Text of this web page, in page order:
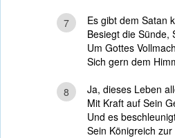
7
Es gibt dem Satan
Besiegt die Sünde,
Um Gottes
Sich gern dem
8
Ja, dieses Leben
Mit Kraft auf Sein
Und es
Sein Königreich